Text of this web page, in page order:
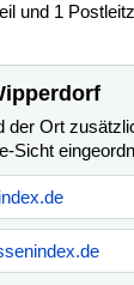
und 1
der Ort
Sicht